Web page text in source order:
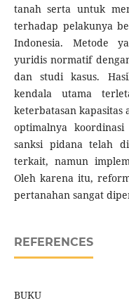
tanah serta untuk
terhadap pelakunya
Indonesia. Metode
yuridis normatif
dan studi kasus.
kendala utama
keterbatasan
optimalnya
sanksi pidana telah
terkait, namun
Oleh karena itu,
pertanahan sangat
REFERENCES
BUKU